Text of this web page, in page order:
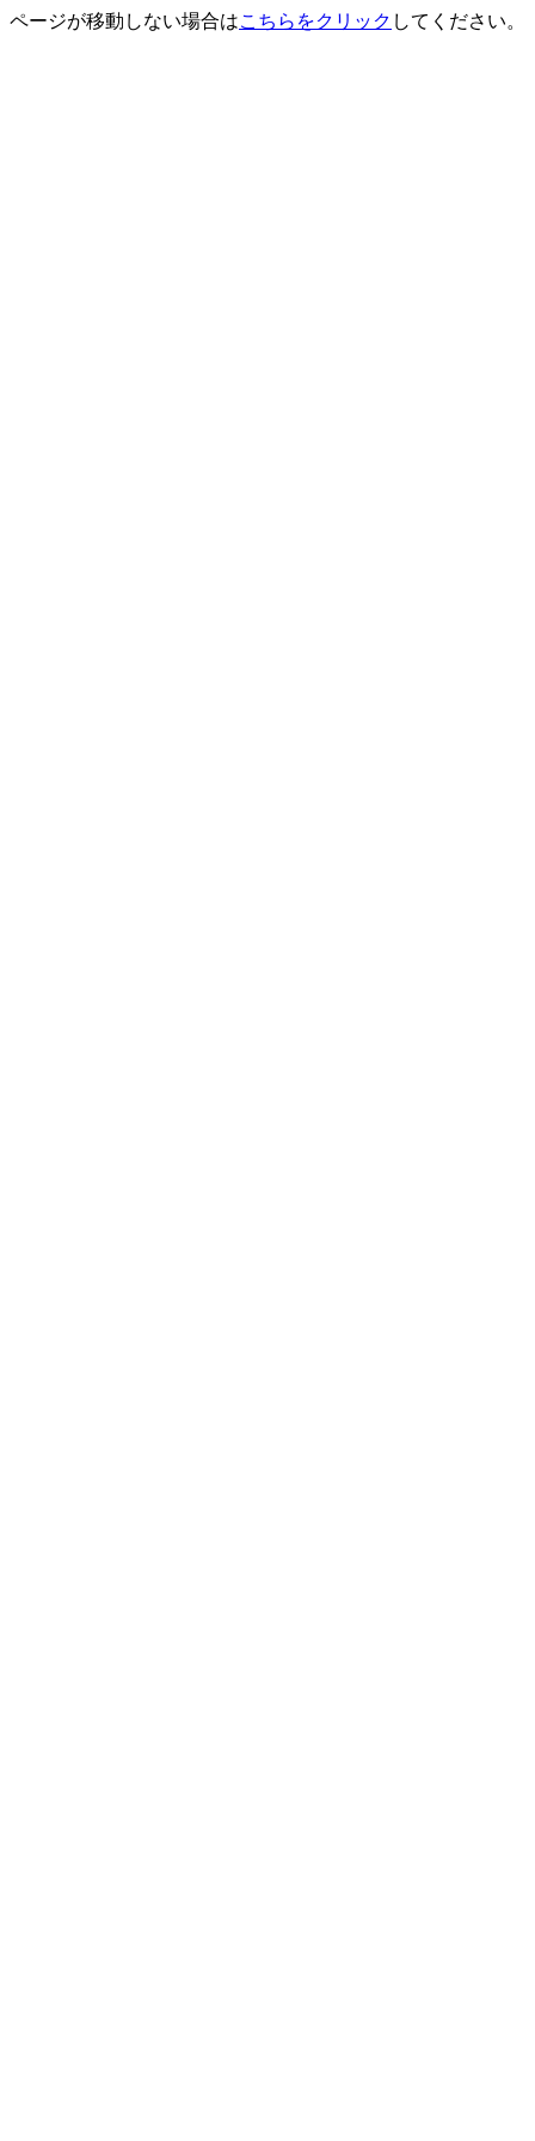
ページが移動しない場合はこちらをクリック してください。